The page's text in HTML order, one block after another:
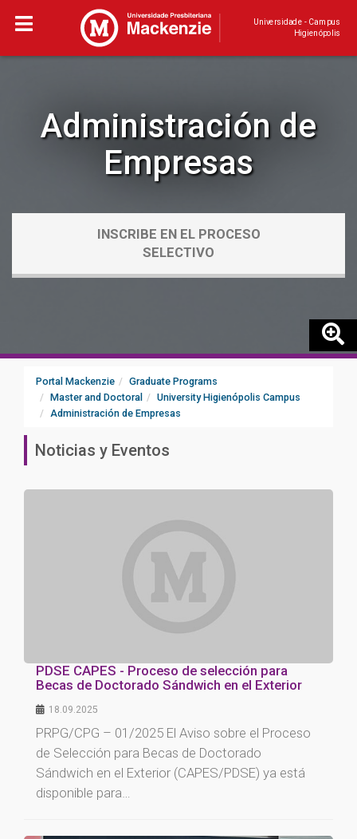
Universidade - Campus
Higienópolis
Administración de
Empresas
INSCRIBE EN EL PROCESO
SELECTIVO
Portal Mackenzie
Graduate Programs
Master and Doctoral
University Higienópolis Campus
Administración de Empresas
Noticias y Eventos
PDSE CAPES - Proceso de selección para
Becas de Doctorado Sándwich en el Exterior
18.09.2025
PRPG/CPG – 01/2025 El Aviso sobre el Proceso
de Selección para Becas de Doctorado
Sándwich en el Exterior (CAPES/PDSE) ya está
disponible para…